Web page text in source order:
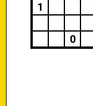
1
0